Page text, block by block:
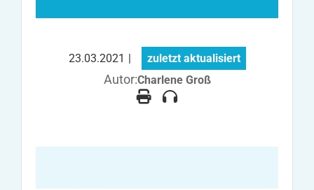
23.03.2021 | zuletzt aktualisiert
Autor:Charlene Groß